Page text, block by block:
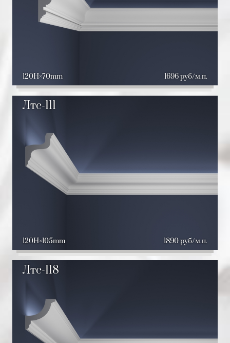
120H 70mm 1696 руб/м.п.
Лтс-111
120H 105mm 1890 руб/м.п.
Лтс-118